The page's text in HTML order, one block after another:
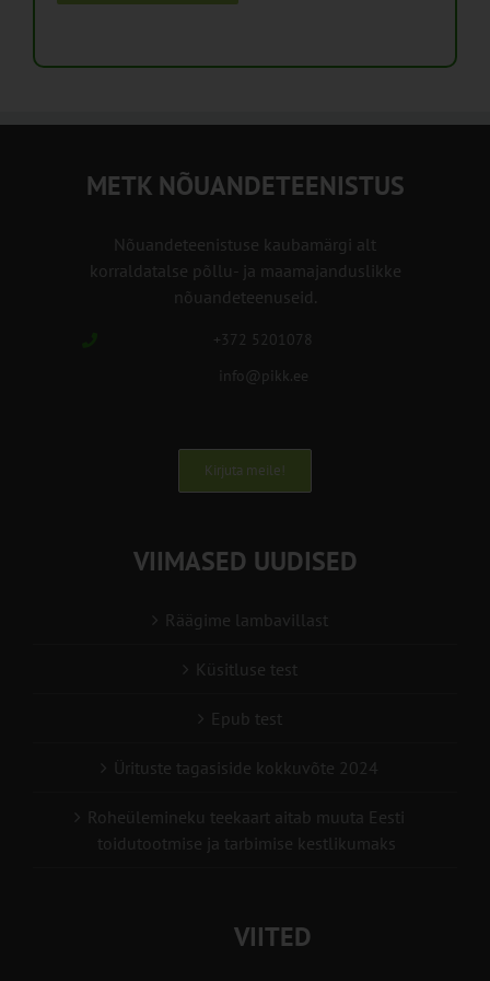
METK NÕUANDETEENISTUS
Nõuandeteenistuse kaubamärgi alt
korraldatalse põllu- ja maamajanduslikke
nõuandeteenuseid.
+372 5201078
info@pikk.ee
Kirjuta meile!
VIIMASED UUDISED
Räägime lambavillast
Küsitluse test
Epub test
Ürituste tagasiside kokkuvõte 2024
Roheülemineku teekaart aitab muuta Eesti
toidutootmise ja tarbimise kestlikumaks
VIITED